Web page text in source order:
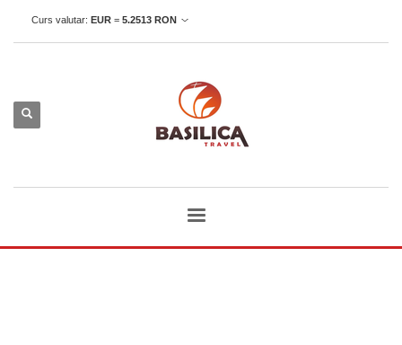
Curs valutar: EUR = 5.2513 RON